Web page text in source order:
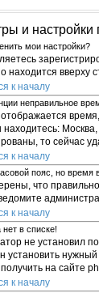
и настройки
мои настройки?
находится вверху
к началу
неправильное
то сейчас
к началу
пояс, но время
что
к началу
в списке!
не установил
установить
на сайте
к началу